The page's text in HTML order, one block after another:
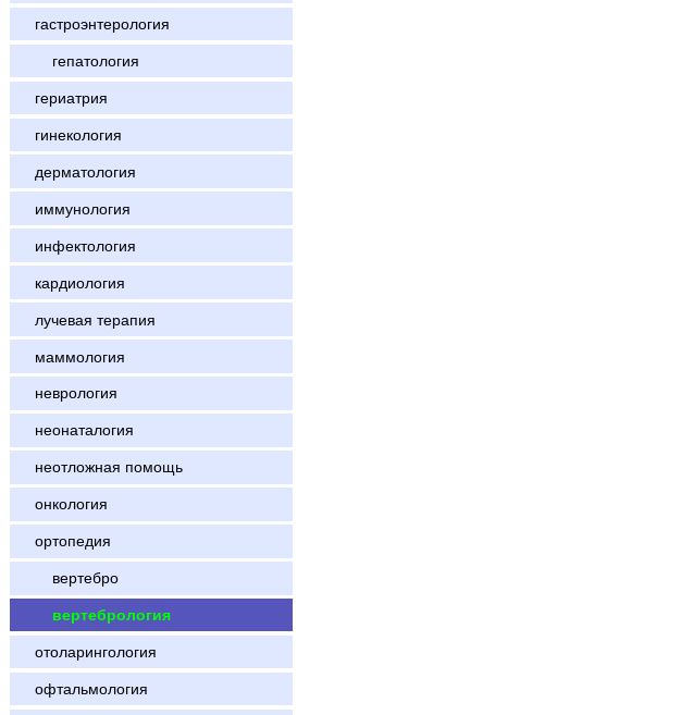
гастроэнтерология
гепатология
гериатрия
гинекология
дерматология
иммунология
инфектология
кардиология
лучевая терапия
маммология
неврология
неонаталогия
неотложная помощь
онкология
ортопедия
вертебро
вертебрология
отоларингология
офтальмология